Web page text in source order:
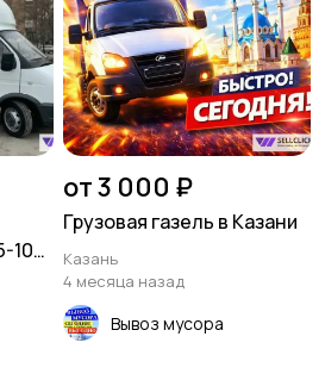
10
от 3 000 ₽
Грузовая газель в Казани
Казань
4 месяца назад
Вывоз мусора